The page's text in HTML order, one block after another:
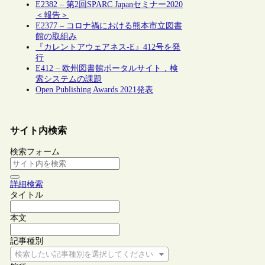
E2382 – 第2回SPARC Japanセミナー2020
＜報告＞
E2377 – コロナ禍における熊本市立図書
館の取組み
『カレントアウェアネス-E』412号を発
行
E412 – 欧州図書館ポータルサイト，検
索システムの課題
Open Publishing Awards 2021発表
サイト内検索
検索フォーム
詳細検索
タイトル
本文
記事種別
検索したい記事種別を選択してください